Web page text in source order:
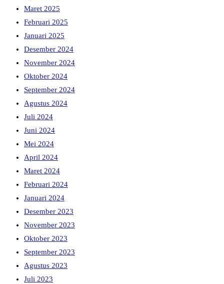
Maret 2025
Februari 2025
Januari 2025
Desember 2024
November 2024
Oktober 2024
September 2024
Agustus 2024
Juli 2024
Juni 2024
Mei 2024
April 2024
Maret 2024
Februari 2024
Januari 2024
Desember 2023
November 2023
Oktober 2023
September 2023
Agustus 2023
Juli 2023